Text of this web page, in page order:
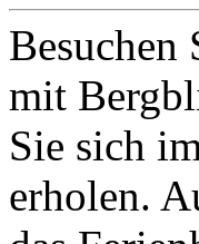
Besuchen
mit
Sie sich
erholen.